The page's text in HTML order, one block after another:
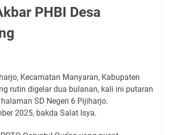
PHBI Desa
Kecamatan Manyaran, Kabupaten
rutin digelar dua bulanan, kali ini putaran
SD Negeri 6 Pijiharjo.
2025, bakda Salat Isya.